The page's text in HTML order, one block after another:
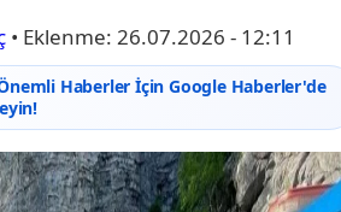
• Eklenme: 26.07.2026 - 12:11
Haberler İçin Google Haberler'de